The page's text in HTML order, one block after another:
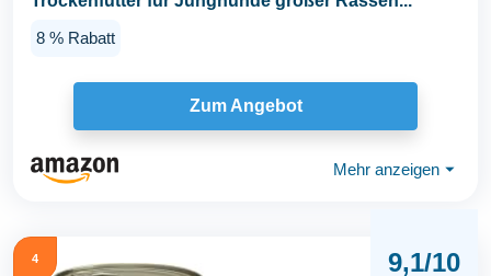
8 % Rabatt
Zum Angebot
Mehr anzeigen ⏷
4 9,1/10